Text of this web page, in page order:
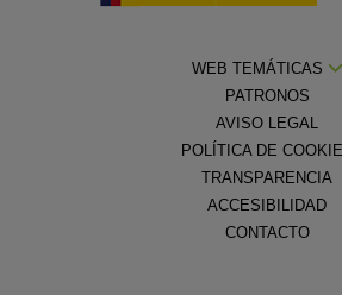
WEB TEMÁTICAS
PATRONOS
AVISO LEGAL
POLÍTICA DE
TRANSPARENCIA
ACCESIBILIDAD
CONTACTO